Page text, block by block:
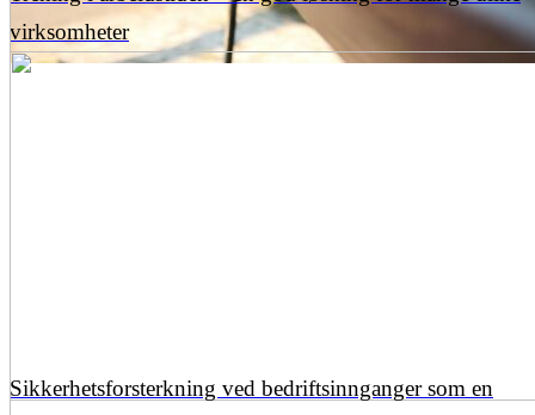
virksomheter
Sikkerhetsforsterkning ved bedriftsinnganger som en